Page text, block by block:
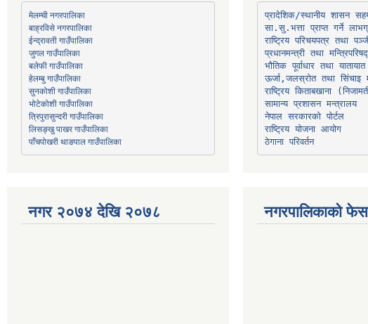
मेलम्ची नगरपालिका
बाह्रविसे नगरपालिका
ईन्द्रावती गाउँपालिका
जुगल गाउँपालिका
बलेफी गाउँपालिका
हेलम्बु गाउँपालिका
सुनकोशी गाउँपालिका
भोटेकोशी गाउँपालिका
त्रिपुरासुन्दरी गाउँपालिका
लिसङ्खु पाखर गाउँपालिका
पाँचपोखरी थाङपाल गाउँपालिका
नगर २०७४ देखि २०७८
प्रादेशिक/स्थानीय शासन
प्रधानमन्त्री तथा
भौतिक पूर्वाधार तथा
ऊर्जा,जलस्रोत तथा सिंचाइ
सामान्य प्रशासन मन्त्रालय
नेपाल सरकारको पोर्टल
राष्ट्रिय योजना आयोग
ठेगाना परिवर्तन
नगरपालिकाको